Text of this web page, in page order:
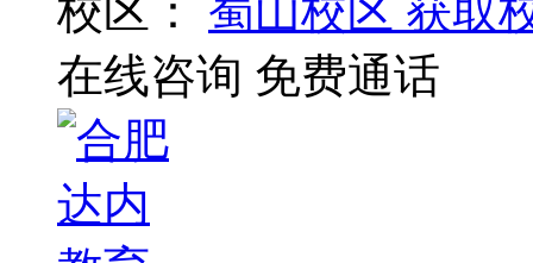
校区： 蜀山校区 获取
在线咨询 免费通话